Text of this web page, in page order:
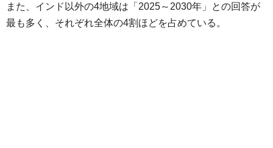
また、インド以外の4地域は「2025～2030年」との回答が
最も多く、それぞれ全体の4割ほどを占めている。